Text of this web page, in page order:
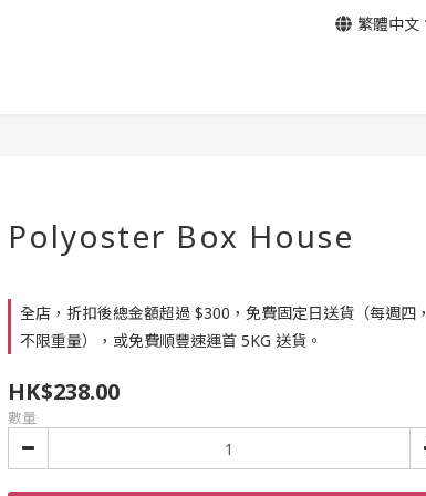
繁體中文
Polyoster Box House
全店，折扣後總金額超過 $300，免費固定日送貨（每週四，
不限重量），或免費順豐速運首 5KG 送貨。
HK$238.00
數量